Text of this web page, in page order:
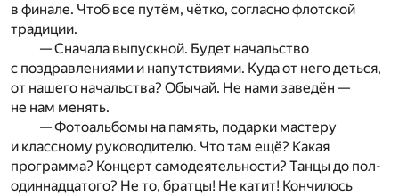
в финале. Чтоб все путём, чётко, согласно флотской
традиции.
— Сначала выпускной. Будет начальство
с поздравлениями и напутствиями. Куда от него деться,
от нашего начальства? Обычай. Не нами заведён —
не нам менять.
— Фотоальбомы на память, подарки мастеру
и классному руководителю. Что там ещё? Какая
программа? Концерт самодеятельности? Танцы до пол-
одиннадцатого? Не то, братцы! Не катит! Кончилось